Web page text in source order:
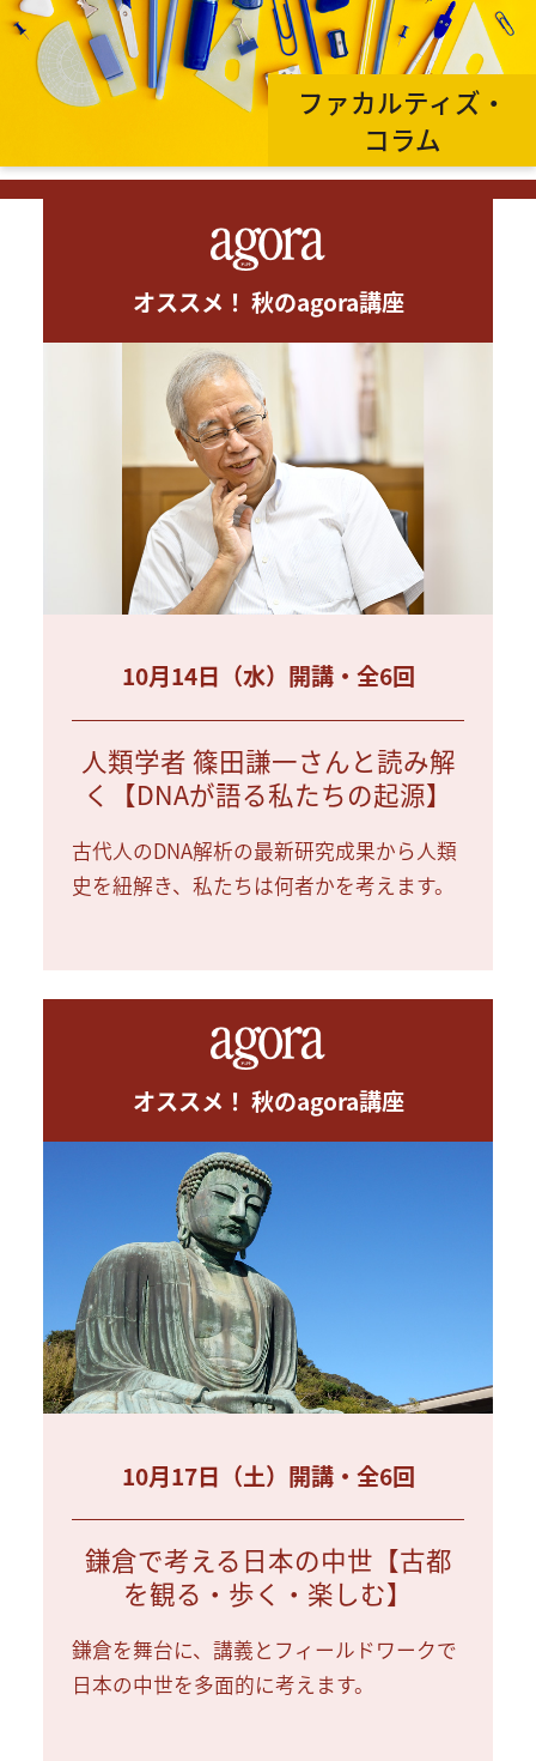
ファカルティズ・
コラム
オススメ！ 秋のagora講座
10月14日（水）開講・全6回
人類学者 篠田謙一さんと読み解
く【DNAが語る私たちの起源】
古代人のDNA解析の最新研究成果から人類
史を紐解き、私たちは何者かを考えます。
オススメ！ 秋のagora講座
10月17日（土）開講・全6回
鎌倉で考える日本の中世【古都
を観る・歩く・楽しむ】
鎌倉を舞台に、講義とフィールドワークで
日本の中世を多面的に考えます。